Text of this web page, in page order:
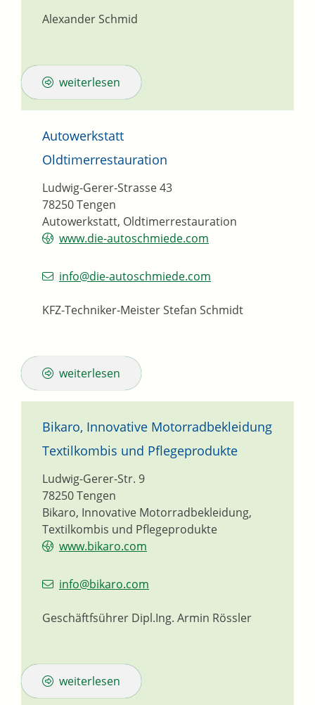
Alexander Schmid
weiterlesen
Autowerkstatt
Oldtimerrestauration
Autowerkstatt, Oldtimerrestauration
Ludwig-Gerer-Strasse 43
78250Tengen
www.die-autoschmiede.com
info@die-autoschmiede.com
KFZ-Techniker-MeisterStefan Schmidt
weiterlesen
Bikaro, Innovative Motorradbekleidung
Textilkombis und Pflegeprodukte
Bikaro, Innovative Motorradbekleidung,
Textilkombis und Pflegeprodukte
Ludwig-Gerer-Str. 9
78250Tengen
www.bikaro.com
info@bikaro.com
Geschäftfsührer Dipl.Ing. Armin Rössler
weiterlesen